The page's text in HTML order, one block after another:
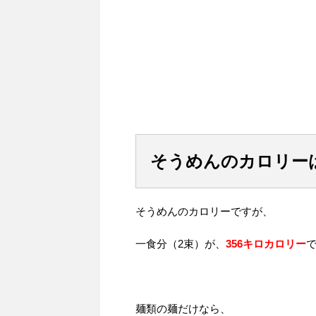
そうめんのカロリー
そうめんのカロリーですが、
一食分（2束）が、 356キロカロリー
麺類の麺だけなら、